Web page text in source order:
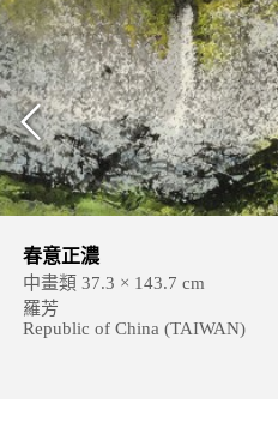
春意正濃
中畫類 37.3 × 143.7 cm
羅芳
Republic of China (TAIWAN)